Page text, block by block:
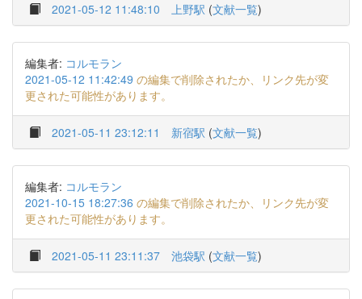
2021-05-12 11:48:10 上野駅 (文献一覧)
編集者: コルモラン
2021-05-12 11:42:49 の編集で削除されたか、リンク先が変
更された可能性があります。
2021-05-11 23:12:11 新宿駅 (文献一覧)
編集者: コルモラン
2021-10-15 18:27:36 の編集で削除されたか、リンク先が変
更された可能性があります。
2021-05-11 23:11:37 池袋駅 (文献一覧)